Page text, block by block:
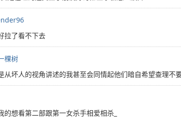
拉了看不下去
棵树
从坏人的视角讲述的我甚至会同情起他们暗自希望查理不
的想看第二部跟第一女杀手相爱相杀_